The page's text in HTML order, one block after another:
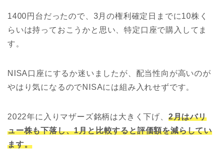
1400円台だったので、3月の権利確定日までに10株く
らいは持っておこうかと思い、特定口座で購入してま
す。
NISA口座にするか迷いましたが、配当性向が高いのが
やはり気になるのでNISAには組み入れせずです。
2022年に入りマザーズ銘柄は大きく下げ、 2月はバリ
ュー株も下落し、1月と比較すると評価額を減らしてい
ます。